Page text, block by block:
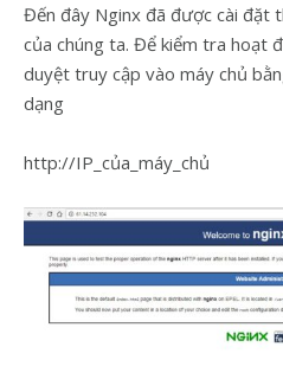
Đến đây Nginx đã được cài đặt
của chúng ta. Để kiểm tra hoạt
duyệt truy cập vào máy chủ
dạng
http://IP_của_máy_chủ